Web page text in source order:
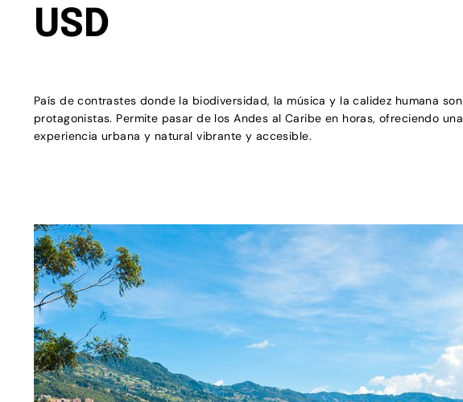
USD
País de contrastes donde la biodiversidad, la música y la calidez humana son
protagonistas. Permite pasar de los Andes al Caribe en horas, ofreciendo una
experiencia urbana y natural vibrante y accesible.